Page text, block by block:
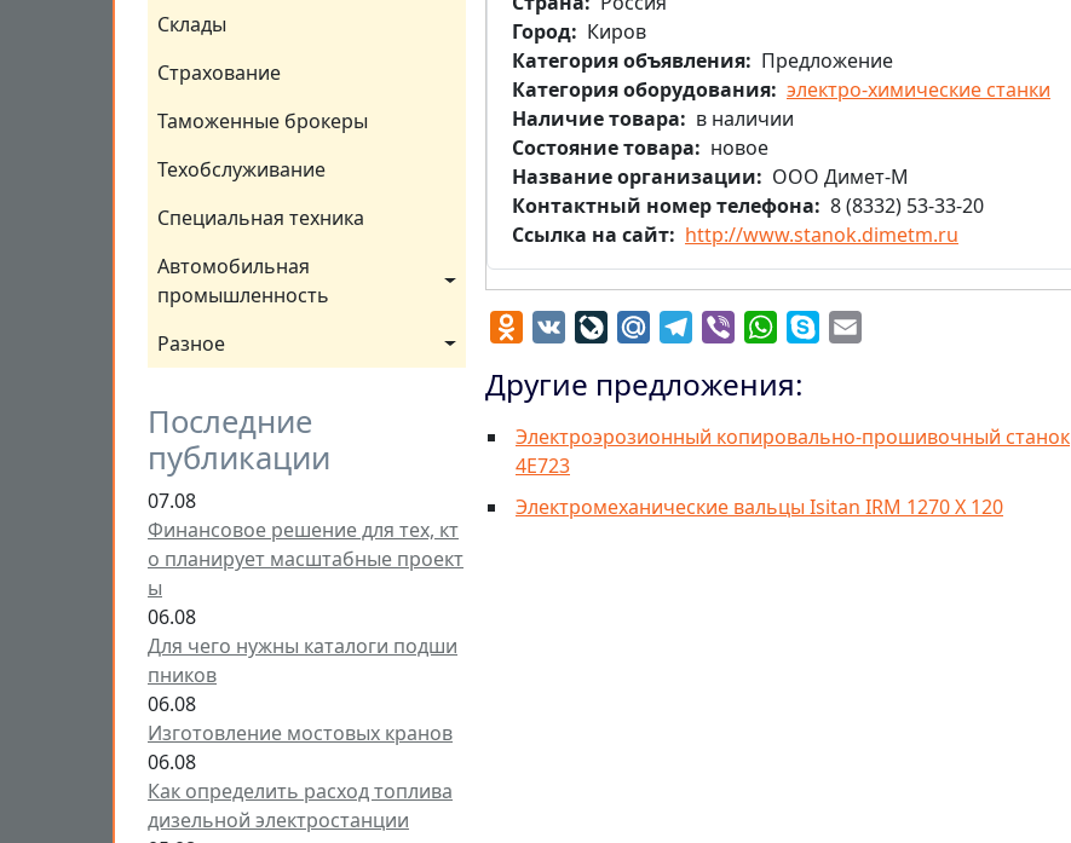
Склады
Страхование
Таможенные брокеры
Техобслуживание
Специальная техника
Автомобильная
промышленность
Разное
Последние
публикации
07.08
Финансовое решение для тех, кт
о планирует масштабные проект
ы
06.08
Для чего нужны каталоги подши
пников
06.08
Изготовление мостовых кранов
06.08
Как определить расход топлива
дизельной электростанции
Город
Киров
Категория объявления
Предложение
Категория оборудования электро-химические станки
Наличие товара
в наличии
Состояние товара
новое
Название организации
ООО Димет-М
Контактный номер телефона
8 (8332) 53-33-20
Ссылка на сайт
http://www.stanok.dimetm.ru
Odnoklassniki
VK LiveJournal
Mail.RuTelegram
Viber WhatsApp
Skype
Другие предложения:
Электроэрозионный копировально-прошивочный станок
4Е723
Электромеханические вальцы Isitan IRM 1270 X 120